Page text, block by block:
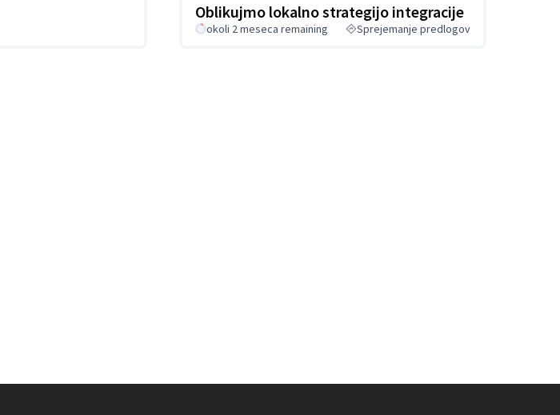
Oblikujmo lokalno strategijo integracije
okoli 2 meseca remaining Sprejemanje predlogov